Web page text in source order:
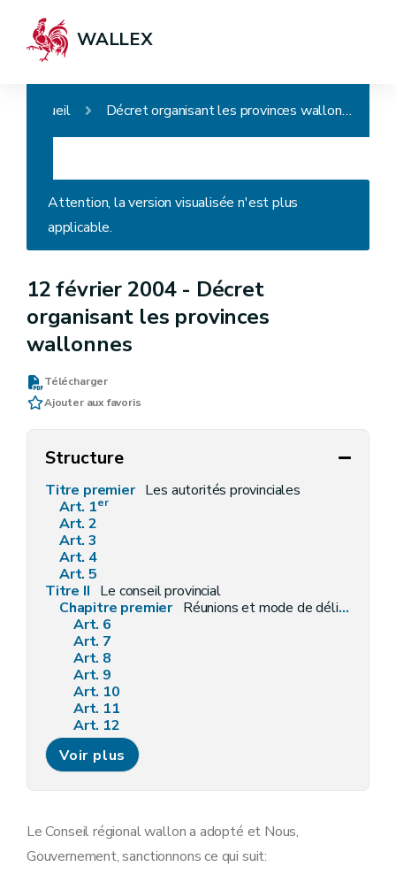
WALLEX
Accueil Décret organisant les provinces wallonnes
Attention, la version visualisée n'est plus
applicable.
12 février 2004 - Décret
organisant les provinces
wallonnes
Télécharger
Ajouter aux favoris
Structure
Titre premier Les autorités provinciales
Art. 1er
Art. 2
Art. 3
Art. 4
Art. 5
Titre II Le conseil provincial
Chapitre premier Réunions et mode de délibération du conseil provincial
Art. 6
Art. 7
Art. 8
Art. 9
Art. 10
Art. 11
Art. 12
Art. 13
Art. 14
Art. 15
Art. 18
Art. 19
Art. 20
Voir plus
Le Conseil régional wallon a adopté et Nous,
Gouvernement, sanctionnons ce qui suit: